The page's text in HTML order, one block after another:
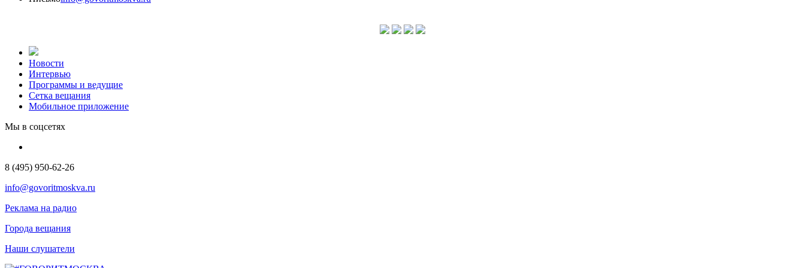
Новости
Интервью
Программы и ведущие
Сетка вещания
Мобильное приложение
Мы в соцсетях
8 (495) 950-62-26
info@govoritmoskva.ru
Реклама на радио
Города вещания
Наши слушатели